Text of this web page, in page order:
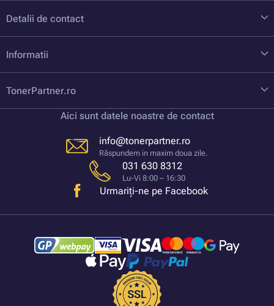
Detalii de contact
Informatii
TonerPartner.ro
Aici sunt datele noastre de contact
info@tonerpartner.ro
Răspundem in maxim doua zile.
031 630 8312
Lu-Vi 8:00 – 16:30
Urmariți-ne pe Facebook